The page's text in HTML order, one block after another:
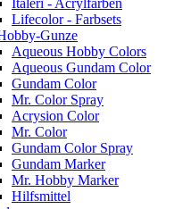
Italeri - Acrylfarben
Lifecolor - Farbsets
Gunze
Aqueous Hobby Colors
Aqueous Gundam Color
Gundam Color
Mr. Color Spray
Acrysion Color
Mr. Color
Gundam Color Spray
Gundam Marker
Mr. Hobby Marker
Hilfsmittel